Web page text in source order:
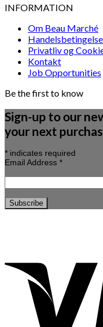
INFORMATION
Om Beau Marché
Privatliv og
Kontakt
Job Opportunities
Be the first to know
Sign-up to our
your next
* indicates required
Email Address *